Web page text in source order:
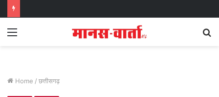
Menu
Home / छत्तीसगढ़